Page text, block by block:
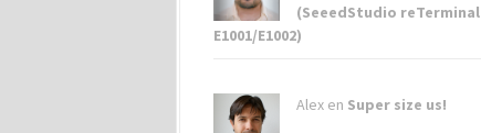
(SeeedStudio reTerminal
E1001/E1002)
Alex en Super size us!